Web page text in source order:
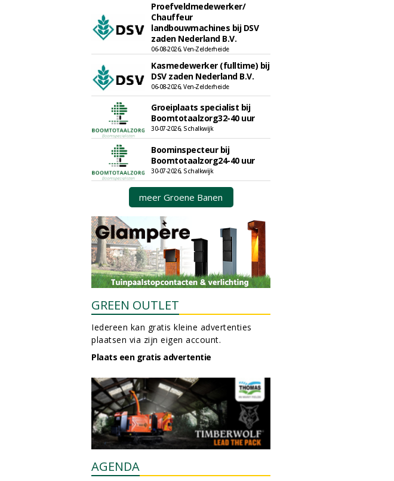
Proefveldmedewerker/
Chauffeur
landbouwmachines bij DSV
zaden Nederland B.V.
06-08-2026, Ven-Zelderheide
Kasmedewerker (fulltime) bij
DSV zaden Nederland B.V.
06-08-2026, Ven-Zelderheide
Groeiplaats specialist bij
Boomtotaalzorg32-40 uur
30-07-2026, Schalkwijk
Boominspecteur bij
Boomtotaalzorg24-40 uur
30-07-2026, Schalkwijk
meer Groene Banen
GREEN OUTLET
Iedereen kan gratis kleine advertenties
plaatsen via zijn eigen account.
Plaats een gratis advertentie
AGENDA